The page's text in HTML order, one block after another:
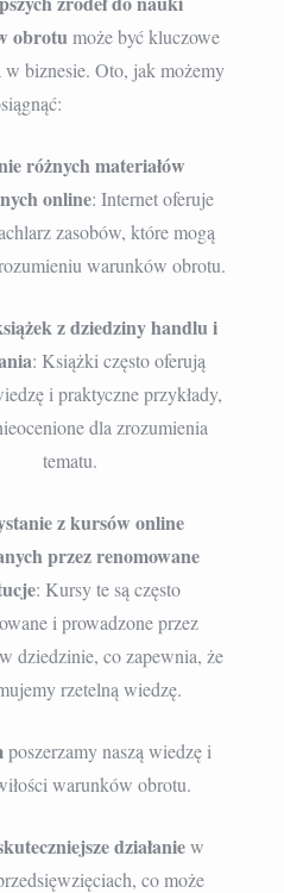
obrotumoże być kluczowe
w biznesie. Oto, jak możemy
różnych materiałów
online: Internet oferuje
zasobów, które mogą
warunków obrotu.
z dziedziny handlu i
: Książki często oferują
i praktyczne przykłady,
dla zrozumienia
tematu.
z kursów online
przez renomowane
: Kursy te są często
i prowadzone przez
dziedzinie, co zapewnia, że
rzetelną wiedzę.
poszerzamy naszą wiedzę i
warunków obrotu.
działaniew
co może